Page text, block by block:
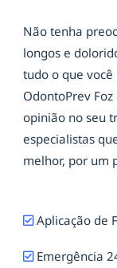
Não tenha
longos e
tudo o que
OdontoPrev
opinião no seu
especialistas
melhor, por um
Aplicação de
Emergência